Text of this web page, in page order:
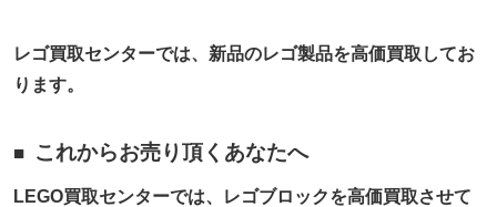
レゴ買取センターでは、新品のレゴ製品を高価買取してお
ります。
これからお売り頂くあなたへ
LEGO買取センターでは、レゴブロックを高価買取させて